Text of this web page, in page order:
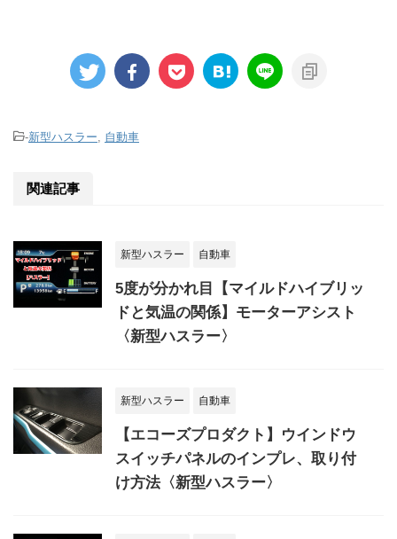
-新型ハスラー 自動車
関連記事
新型ハスラー 自動車
5度が分かれ目【マイルドハイブリッ
ドと気温の関係】モーターアシスト
〈新型ハスラー〉
新型ハスラー 自動車
【エコーズプロダクト】ウインドウ
スイッチパネルのインプレ、取り付
け方法〈新型ハスラー〉